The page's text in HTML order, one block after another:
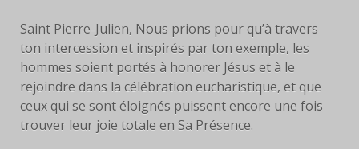
Saint Pierre-Julien, Nous prions pour qu’à travers
ton intercession et inspirés par ton exemple, les
hommes soient portés à honorer Jésus et à le
rejoindre dans la célébration eucharistique, et que
ceux qui se sont éloignés puissent encore une fois
trouver leur joie totale en Sa Présence.